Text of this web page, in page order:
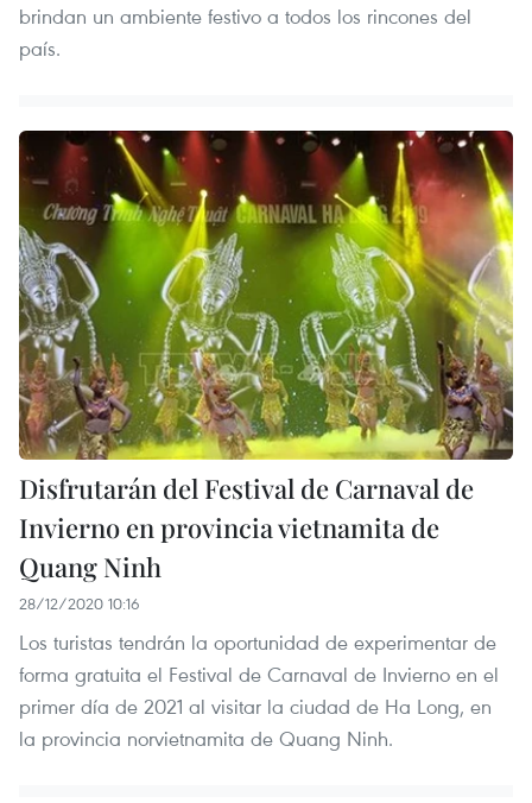
brindan un ambiente festivo a todos los rincones del
país.
Disfrutarán del Festival de Carnaval de
Invierno en provincia vietnamita de
Quang Ninh
28/12/2020 10:16
Los turistas tendrán la oportunidad de experimentar de
forma gratuita el Festival de Carnaval de Invierno en el
primer día de 2021 al visitar la ciudad de Ha Long, en
la provincia norvietnamita de Quang Ninh.